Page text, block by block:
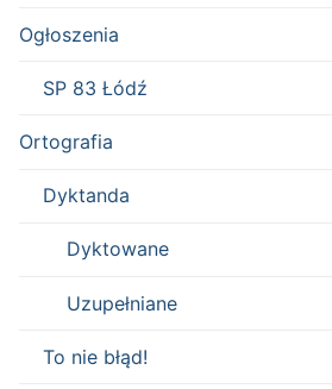
Ogłoszenia
SP 83 Łódź
Ortografia
Dyktanda
Dyktowane
Uzupełniane
To nie błąd!